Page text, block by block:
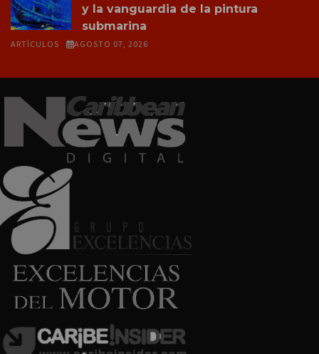
y la vanguardia de la pintura
submarina
ARTÍCULOS AGOSTO 07, 2026